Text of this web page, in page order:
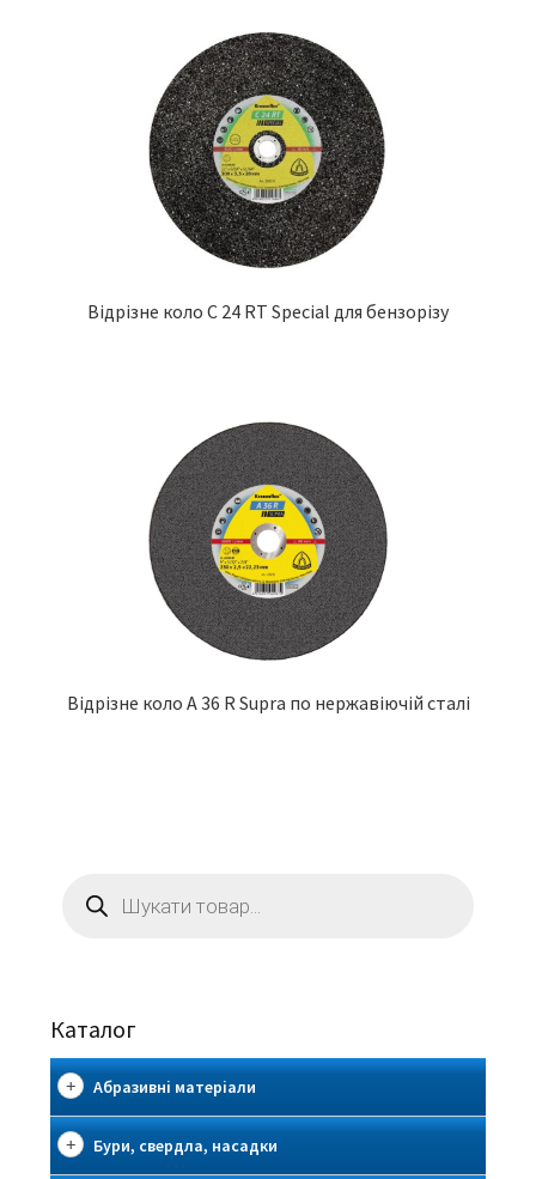
Відрізне коло C 24 RT Special для бензорізу
Відрізне коло A 36 R Supra по нержавіючій сталі
товарів
Каталог
Абразивні матеріали
Бури, свердла, насадки